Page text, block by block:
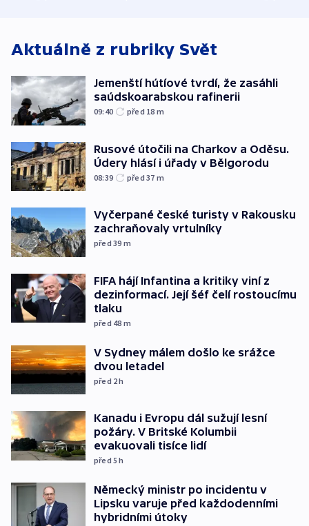
Aktuálně z rubriky Svět
Jemenští hútíové tvrdí, že zasáhli
saúdskoarabskou rafinerii
09:40 před 18 m
Rusové útočili na Charkov a Oděsu.
Údery hlásí i úřady v Bělgorodu
08:39 před 37 m
Vyčerpané české turisty v Rakousku
zachraňovaly vrtulníky
před 39 m
FIFA hájí Infantina a kritiky viní z
dezinformací. Její šéf čelí rostoucímu
tlaku
před 48 m
V Sydney málem došlo ke srážce
dvou letadel
před 2h
Kanadu i Evropu dál sužují lesní
požáry. V Britské Kolumbii
evakuovali tisíce lidí
před 5h
Německý ministr po incidentu v
Lipsku varuje před každodenními
hybridními útoky